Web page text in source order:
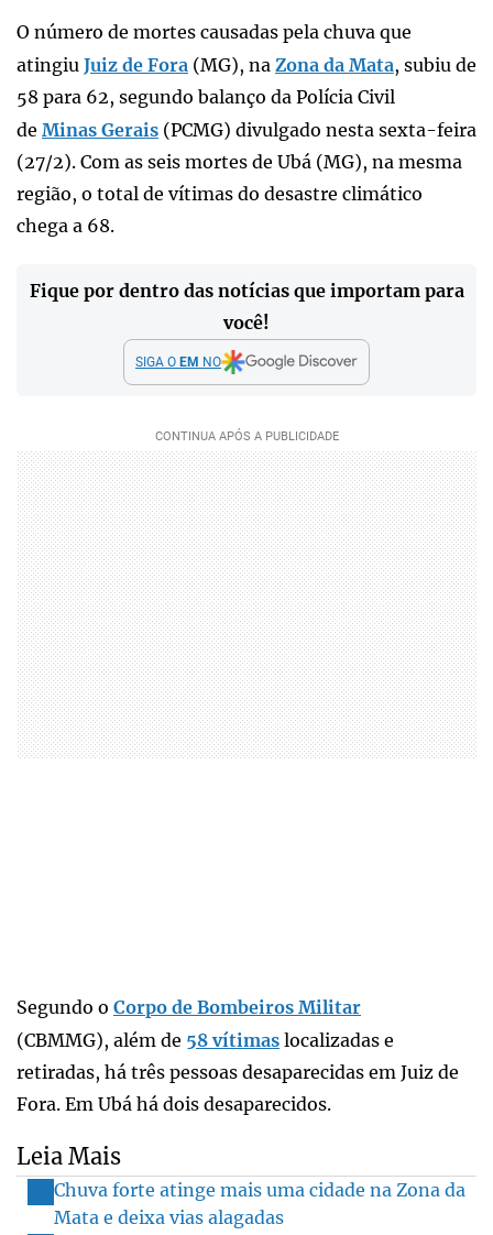
O número de mortes causadas pela chuva que
atingiu Juiz de Fora (MG), na Zona da Mata, subiu de
58 para 62, segundo balanço da Polícia Civil
de Minas Gerais (PCMG) divulgado nesta sexta-feira
(27/2). Com as seis mortes de Ubá (MG), na mesma
região, o total de vítimas do desastre climático
chega a 68.
Fique por dentro das notícias que importam para
você!
SIGA O EM NO
Segundo o Corpo de Bombeiros Militar
(CBMMG), além de 58 vítimas localizadas e
retiradas, há três pessoas desaparecidas em Juiz de
Fora. Em Ubá há dois desaparecidos.
Leia Mais
Chuva forte atinge mais uma cidade na Zona da
Mata e deixa vias alagadas